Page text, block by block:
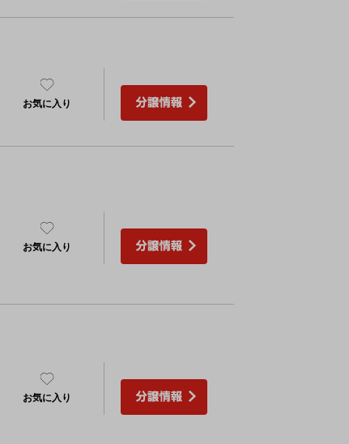
お気に入り
お気に入り
お気に入り